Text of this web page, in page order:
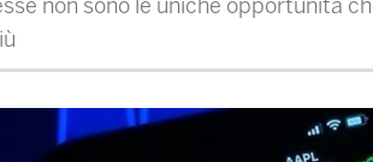
non sono le uniche opportunità